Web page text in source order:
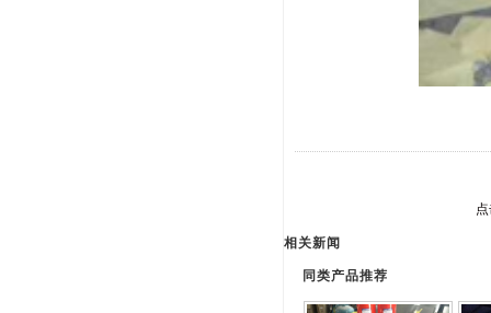
相关新闻
同类产品推荐